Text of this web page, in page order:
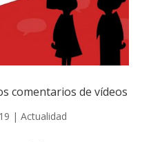
comentarios de vídeos
| Actualidad